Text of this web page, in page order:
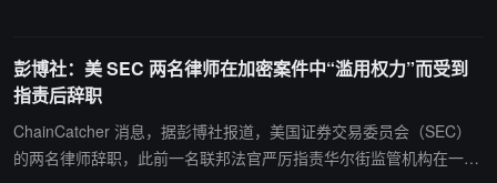
彭博社：美 SEC 两名律师在加密案件中“滥用权力”而受到
指责后辞职
ChainCatcher 消息，据彭博社报道，美国证券交易委员会（SEC）
的两名律师辞职，此前一名联邦法官严厉指责华尔街监管机构在一起